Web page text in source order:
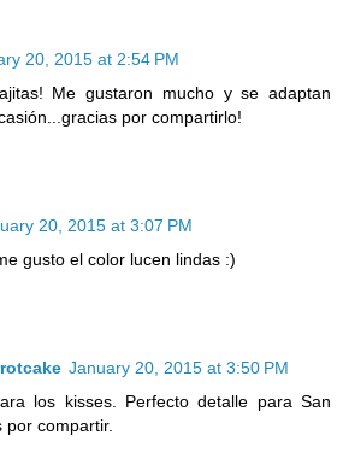
20, 2015 at 2:54 PM
Me gustaron mucho y se adaptan
por compartirlo!
20, 2015 at 3:07 PM
gusto el color lucen lindas :)
January 20, 2015 at 3:50 PM
los kisses. Perfecto detalle para San
por compartir.